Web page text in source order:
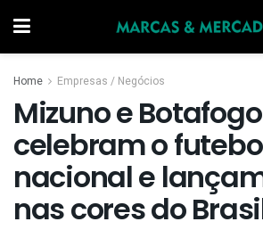
Home Empresas / Negócios
Mizuno e Botafogo
celebram o
nacional e
nas cores do